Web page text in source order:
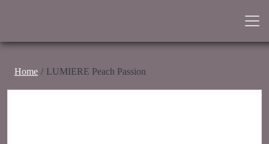
Home LUMIERE Peach Passion